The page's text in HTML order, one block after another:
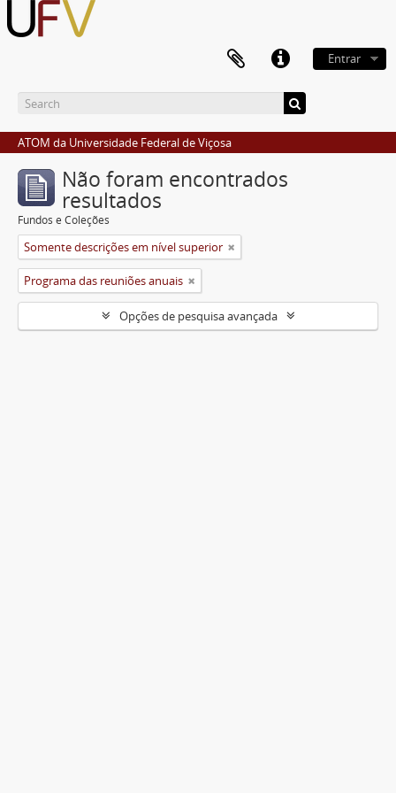
Entrar
ATOM da Universidade Federal de Viçosa
Não foram encontrados
resultados
Fundos e Coleções
Somente descrições em nível superior
Programa das reuniões anuais
Opções de pesquisa avançada